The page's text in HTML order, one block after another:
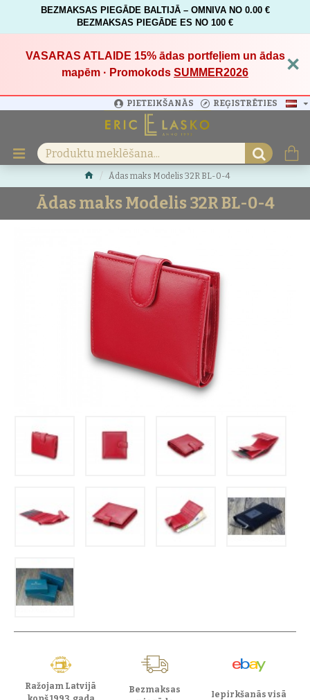
BEZMAKSAS PIEGĀDE BALTIJĀ – OMNIVA NO 0.00 €
BEZMAKSAS PIEGĀDE ES NO 100 €
VASARAS ATLAIDE 15%ādas portfeļiem un ādas
mapēm · Promokods SUMMER2026 ×
PIETEIKŠANĀS REĢISTRĒTIES
Ādas maks Modelis 32R BL-0-4
Ādas maks Modelis 32R BL-0-4
Ražojam Latvijā
Bezmaksas
Iepirkšanās visā